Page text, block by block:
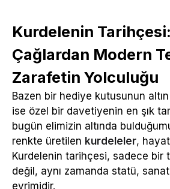
Kurdelenin
Çağlardan Modern
Zarafetin Yolculuğu
Bazen bir hediye kutusunun
ise özel bir davetiyenin en şık
bugün elimizin altında
renkte üretilen kurdeleler,
Kurdelenin tarihçesi, sadece bir
değil, aynı zamanda statü,
evrimidir.